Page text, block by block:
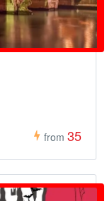
from 35